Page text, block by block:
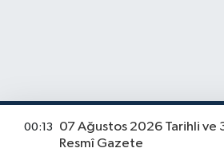
00:13
07 Ağustos 2026 Tarihli ve
Resmî Gazete